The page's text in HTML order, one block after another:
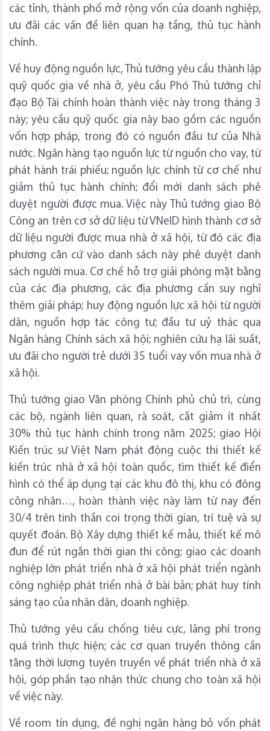
các tỉnh, thành phố mở rộng vốn của doanh nghiệp,
ưu đãi các vấn đề liên quan hạ tầng, thủ tục hành
chính.
Về huy động nguồn lực, Thủ tướng yêu cầu thành lập
quỹ quốc gia về nhà ở, yêu cầu Phó Thủ tướng chỉ
đạo Bộ Tài chính hoàn thành việc này trong tháng 3
này; yêu cầu quỹ quốc gia này bao gồm các nguồn
vốn hợp pháp, trong đó có nguồn đầu tư của Nhà
nước. Ngân hàng tạo nguồn lực từ nguồn cho vay, từ
phát hành trái phiếu; nguồn lực chính từ cơ chế như
giảm thủ tục hành chính; đổi mới danh sách phê
duyệt người được mua. Việc này Thủ tướng giao Bộ
Công an trên cơ sở dữ liệu từ VNeID hình thành cơ sở
dữ liệu người được mua nhà ở xã hội, từ đó các địa
phương căn cứ vào danh sách này phê duyệt danh
sách người mua. Cơ chế hỗ trợ giải phóng mặt bằng
của các địa phương, các địa phương cần suy nghĩ
thêm giải pháp; huy động nguồn lực xã hội từ người
dân, nguồn hợp tác công tư; đầu tư uỷ thác qua
Ngân hàng Chính sách xã hội; nghiên cứu hạ lãi suất,
ưu đãi cho người trẻ dưới 35 tuổi vay vốn mua nhà ở
xã hội.
Thủ tướng giao Văn phòng Chính phủ chủ trì, cùng
các bộ, ngành liên quan, rà soát, cắt giảm ít nhất
30% thủ tục hành chính trong năm 2025; giao Hội
Kiến trúc sư Việt Nam phát động cuộc thi thiết kế
kiến trúc nhà ở xã hội toàn quốc, tìm thiết kế điển
hình có thể áp dụng tại các khu đô thị, khu có đông
công nhân…, hoàn thành việc này làm từ nay đến
30/4 trên tinh thần coi trọng thời gian, trí tuệ và sự
quyết đoán. Bộ Xây dựng thiết kế mẫu, thiết kế mô
đun để rút ngắn thời gian thi công; giao các doanh
nghiệp lớn phát triển nhà ở xã hội phát triển ngành
công nghiệp phát triển nhà ở bài bản; phát huy tính
sáng tạo của nhân dân, doanh nghiệp.
Thủ tướng yêu cầu chống tiêu cực, lãng phí trong
quá trình thực hiện; các cơ quan truyền thông cần
tăng thời lượng tuyên truyền về phát triển nhà ở xã
hội, góp phần tạo nhận thức chung cho toàn xã hội
về việc này.
Về room tín dụng, đề nghị ngân hàng bỏ vốn phát